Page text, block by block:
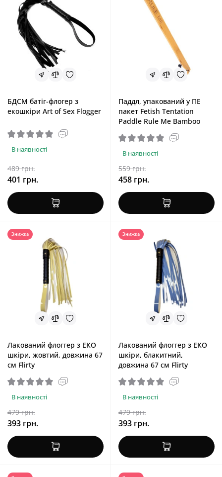
БДСМ батіг-флогер з
екошкіри Art of Sex Flogger
В наявності
489 грн.
401 грн.
Паддл, упакований у ПЕ
пакет Fetish Tentation
Paddle Rule Me Bamboo
В наявності
559 грн.
458 грн.
Знижка
Лакований флоггер з ЕКО
шкіри, жовтий, довжина 67
см Flirty
В наявності
479 грн.
393 грн.
Знижка
Лакований флоггер з ЕКО
шкіри, блакитний,
довжина 67 см Flirty
В наявності
479 грн.
393 грн.